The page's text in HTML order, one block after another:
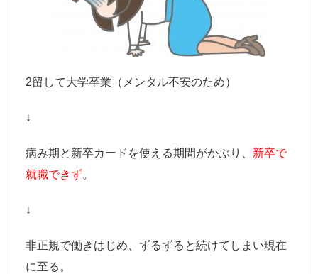
2留して大学卒業（メンタル不安のため）
↓
病み期と新卒カードを使える期間がかぶり、 新卒で
就職できず。
↓
非正規で働きはじめ、ずるずると続けてしまい現在
に至る。